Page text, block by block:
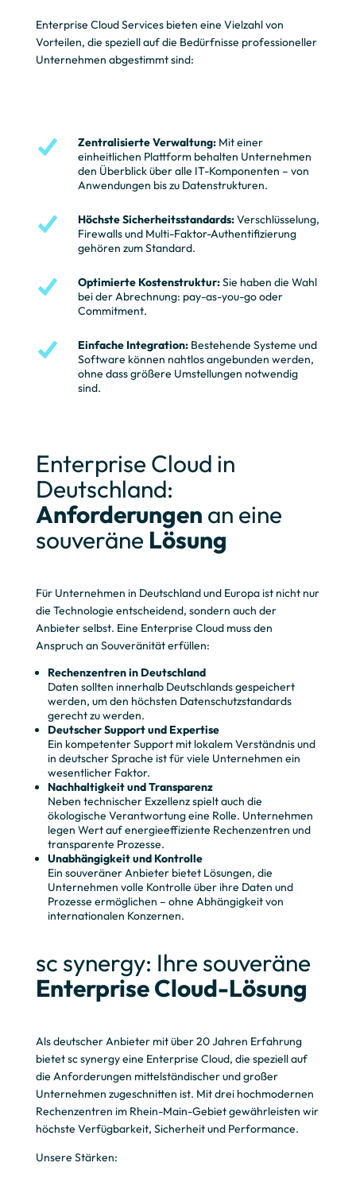
Enterprise Cloud Services bieten eine Vielzahl von
Vorteilen, die speziell auf die Bedürfnisse professioneller
Unternehmen abgestimmt sind:
Zentralisierte Verwaltung:Mit einer
einheitlichen Plattform behalten Unternehmen
den Überblick über alle IT-Komponenten – von
Anwendungen bis zu Datenstrukturen.
Höchste Sicherheitsstandards:Verschlüsselung,
Firewalls und Multi-Faktor-Authentifizierung
gehören zum Standard.
Optimierte Kostenstruktur:Sie haben die Wahl
bei der Abrechnung: pay-as-you-go oder
Commitment.
Einfache Integration:Bestehende Systeme und
Software können nahtlos angebunden werden,
ohne dass größere Umstellungen notwendig
sind.
Enterprise Cloud in
Deutschland:
Anforderungen an eine
souveräne Lösung
Für Unternehmen in Deutschland und Europa ist nicht nur
die Technologie entscheidend, sondern auch der
Anbieter selbst. Eine Enterprise Cloud muss den
Anspruch an Souveränität erfüllen:
Rechenzentren in Deutschland
Daten sollten innerhalb Deutschlands gespeichert
werden, um den höchsten Datenschutzstandards
gerecht zu werden.
Deutscher Support und Expertise
Ein kompetenter Support mit lokalem Verständnis und
in deutscher Sprache ist für viele Unternehmen ein
wesentlicher Faktor.
Nachhaltigkeit und Transparenz
Neben technischer Exzellenz spielt auch die
ökologische Verantwortung eine Rolle. Unternehmen
legen Wert auf energieeffiziente Rechenzentren und
transparente Prozesse.
Unabhängigkeit und Kontrolle
Ein souveräner Anbieter bietet Lösungen, die
Unternehmen volle Kontrolle über ihre Daten und
Prozesse ermöglichen – ohne Abhängigkeit von
internationalen Konzernen.
sc synergy: Ihre souveräne
Enterprise Cloud-Lösung
Als deutscher Anbieter mit über 20 Jahren Erfahrung
bietet sc synergy eine Enterprise Cloud, die speziell auf
die Anforderungen mittelständischer und großer
Unternehmen zugeschnitten ist. Mit drei hochmodernen
Rechenzentren im Rhein-Main-Gebiet gewährleisten wir
höchste Verfügbarkeit, Sicherheit und Performance.
Unsere Stärken: